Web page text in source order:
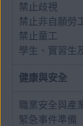
禁止歧視
禁止非自願勞
禁止童工
學生、實習生
健康與安全
職業安全與產
緊急事件準備